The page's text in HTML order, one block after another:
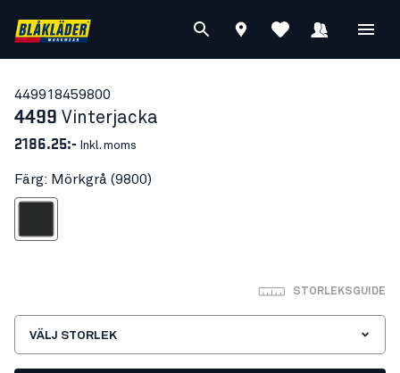
449918459800
4499 Vinterjacka
2186.25:- Inkl. moms
Färg: Mörkgrå (9800)
STORLEKSGUIDE
VÄLJ STORLEK